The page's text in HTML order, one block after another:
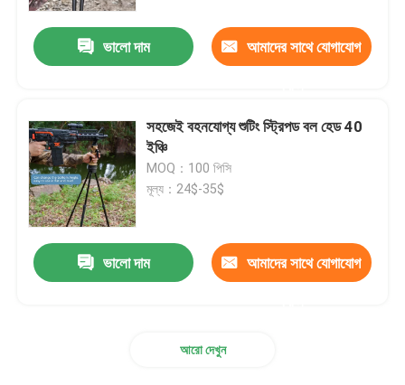
VR প্রদর্শন
কারখানা ভ্রমণ
মান নিয়ন্ত্রণ
আমাদের সাথে যোগাযোগ করুন
ভালো দাম আমাদের সাথে যোগাযোগ
সহজেই বহনযোগ্য শুটিং স্ট্রিপড বল হেড 40
ইঞ্চি
MOQ：100 পিসি
মূল্য：24$-35$
ভালো দাম আমাদের সাথে যোগাযোগ
আরো দেখুন